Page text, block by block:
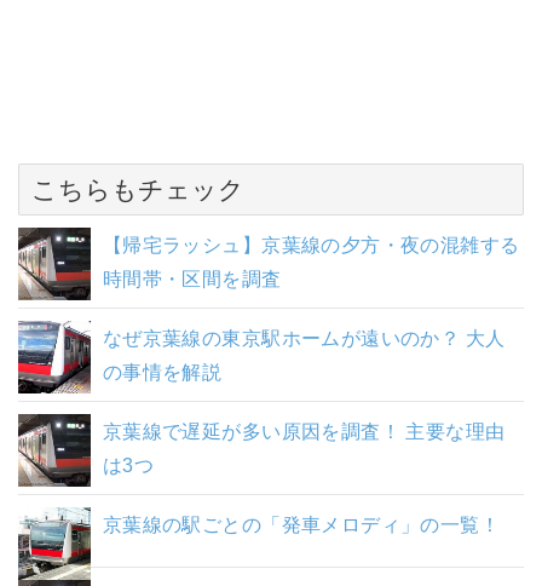
こちらもチェック
【帰宅ラッシュ】京葉線の夕方・夜の混雑する
時間帯・区間を調査
なぜ京葉線の東京駅ホームが遠いのか？ 大人
の事情を解説
京葉線で遅延が多い原因を調査！ 主要な理由
は3つ
京葉線の駅ごとの「発車メロディ」の一覧！